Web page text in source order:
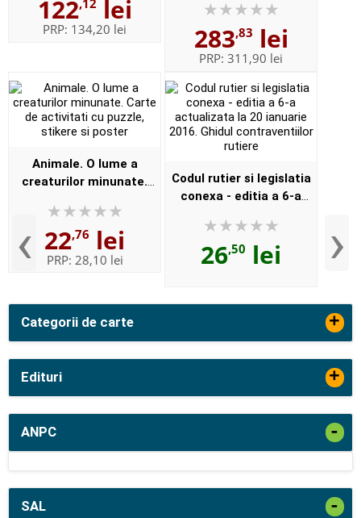
Categorii de carte +
Edituri +
ANPC -
SAL -
‹
122,12lei
PRP: 134,20 lei
DVD and online. New 9th
Edition - Format,
Paperbac...
283,83 lei
PRP: 311,90 lei
Animale. O lume a
creaturilor minunate.
puzzle, stikere si poster
22,76 lei
PRP: 28,10 lei
Codul rutier si legislatia
conexa - editia a 6-a
2016. Ghidul
contraventiilor rutiere
26,50 lei ›